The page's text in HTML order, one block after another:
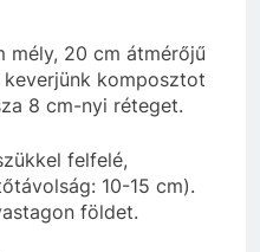
mély, 20 cm átmérőjű
komposztot
8 cm-nyi réteget.
felfelé,
10-15 cm).
földet.